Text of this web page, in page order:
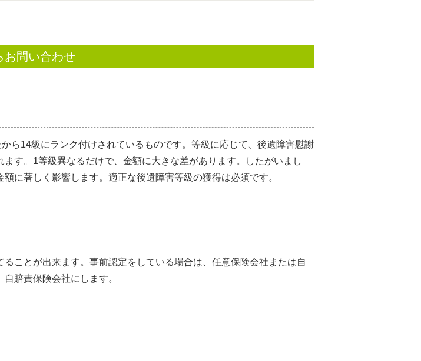
お問い合わせ
ら14級にランク付けされているものです。等級に応じて、後遺障害慰謝
す。1等級異なるだけで、金額に大きな差があります。したがいまし
に著しく影響します。適正な後遺障害等級の獲得は必須です。
ことが出来ます。事前認定をしている場合は、任意保険会社または自
賠責保険会社にします。